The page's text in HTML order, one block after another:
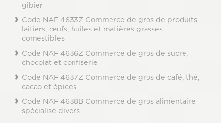
gibier
Code NAF 4633Z Commerce de gros de produits
laitiers, œufs, huiles et matières grasses
comestibles
Code NAF 4636Z Commerce de gros de sucre,
chocolat et confiserie
Code NAF 4637Z Commerce de gros de café, thé,
cacao et épices
Code NAF 4638B Commerce de gros alimentaire
spécialisé divers